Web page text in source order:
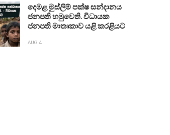
දෙමළ මුස්ලිම් පක්ෂ සන්දානය
ජනපති හමුවෙති. විධායක
ජනපති මාතෘකාව යළි කරළියට
AUG 4